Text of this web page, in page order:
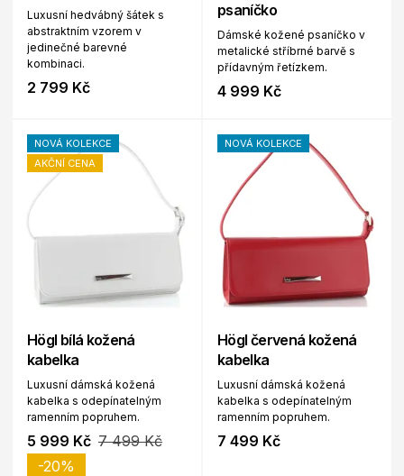
Luxusní hedvábný šátek s
abstraktním vzorem v
jedinečné barevné
kombinaci.
2 799 Kč
psaníčko
Dámské kožené psaníčko v
metalické stříbrné barvě s
přídavným řetízkem.
4 999 Kč
NOVÁ KOLEKCE
AKČNÍ CENA
Högl bílá kožená
kabelka
Luxusní dámská kožená
kabelka s odepínatelným
ramenním popruhem.
5 999 Kč 7 499 Kč
-20%
NOVÁ KOLEKCE
Högl červená kožená
kabelka
Luxusní dámská kožená
kabelka s odepínatelným
ramenním popruhem.
7 499 Kč